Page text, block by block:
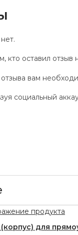
кто оставил
вам
социальный
для